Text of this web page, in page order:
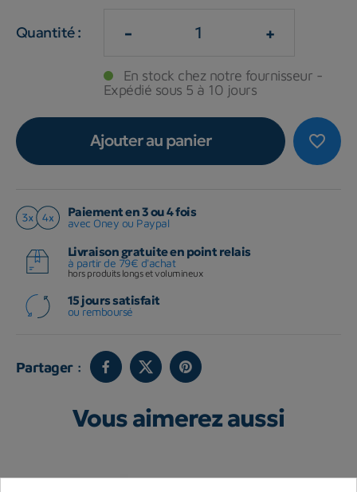
Quantité : - +
En stock chez notre fournisseur -
Expédié sous 5 à 10 jours
favorite_border
Ajouter au panier
Paiement en 3 ou 4 fois
avec Oney ou Paypal
Livraison gratuite en point relais
à partir de 79€ d'achat
hors produits longs et volumineux
15 jours satisfait
ou remboursé
Partager :
Vous aimerez aussi